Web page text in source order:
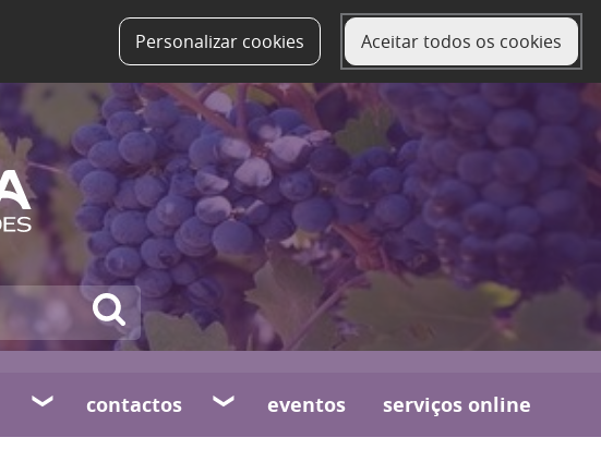
Personalizar cookies Aceitar todos os cookies
contactos eventos serviços online